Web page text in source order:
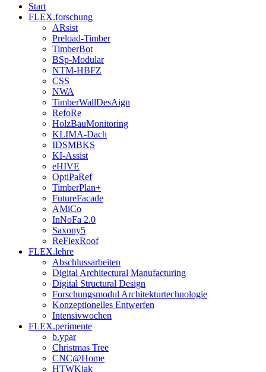
Start
FLEX.forschung
ARsist
Preload-Timber
TimberBot
BSp-Modular
NTM-HBFZ
CSS
NWA
TimberWallDesAign
RefoRe
HolzBauMonitoring
KLIMA-Dach
IDSMBKS
KI-Assist
eHIVE
OptiPaRef
TimberPlan+
FutureFacade
AMiCo
InNoFa 2.0
Saxony5
ReFlexRoof
FLEX.lehre
Abschlussarbeiten
Digital Architectural Manufacturing
Digital Structural Design
Forschungsmodul Architekturtechnologie
Konzeptionelles Entwerfen
Intensivwochen
FLEX.perimente
b.ypar
Christmas Tree
CNC@Home
HTWKjak